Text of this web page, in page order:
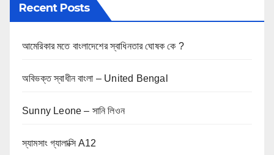
Recent Posts
আমেরিকার মতে বাংলাদেশের স্বাধিনতার ঘোষক কে ?
অবিভক্ত স্বাধীন বাংলা – United Bengal
Sunny Leone – সানি লিওন
স্যামসাং গ্যালাক্সি A12